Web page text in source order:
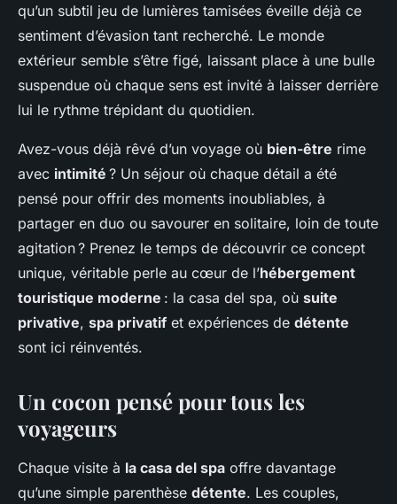
qu’un subtil jeu de lumières tamisées éveille déjà ce
sentiment d’évasion tant recherché. Le monde
extérieur semble s’être figé, laissant place à une bulle
suspendue où chaque sens est invité à laisser derrière
lui le rythme trépidant du quotidien.
Avez-vous déjà rêvé d’un voyage où bien-être rime
avec intimité ? Un séjour où chaque détail a été
pensé pour offrir des moments inoubliables, à
partager en duo ou savourer en solitaire, loin de toute
agitation ? Prenez le temps de découvrir ce concept
unique, véritable perle au cœur de l’hébergement
touristique moderne : la casa del spa, où suite
privative, spa privatif et expériences de détente
sont ici réinventés.
Un cocon pensé pour tous les
voyageurs
Chaque visite à la casa del spa offre davantage
qu’une simple parenthèse détente. Les couples,